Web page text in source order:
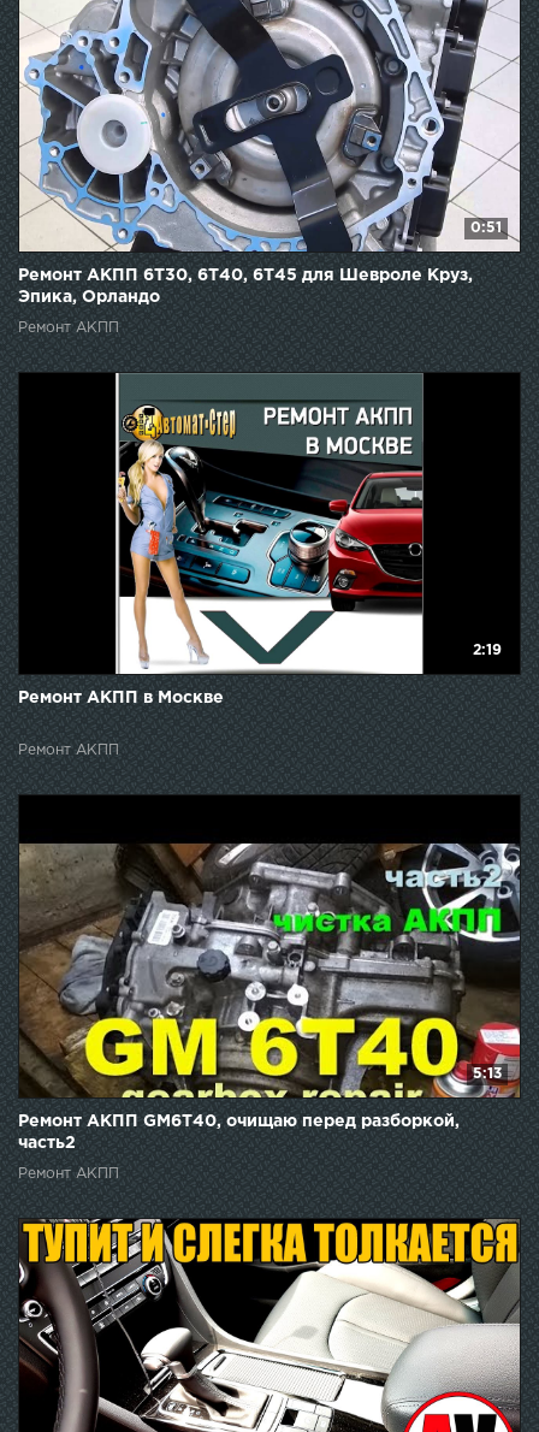
0:51
Ремонт АКПП 6T30, 6T40, 6T45 для Шевроле Круз,
Эпика, Орландо
Ремонт АКПП
2:19
Ремонт АКПП в Москве
Ремонт АКПП
5:13
Ремонт АКПП GM6T40, очищаю перед разборкой,
часть2
Ремонт АКПП